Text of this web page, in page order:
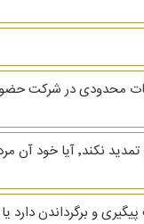
محدودی در شرکت
باسلام و خسته نباشید زن و شوهری هنوز قانونا زن و شوهر هستن و مرد ترک منزل کرده درصورتی که
طلاق اموال بدست آمده در زمان زندگی مشترک را بفروشد و یا تغییر مالکیت صوری بدهد و قابل اثبات باشد٬ قابلیت